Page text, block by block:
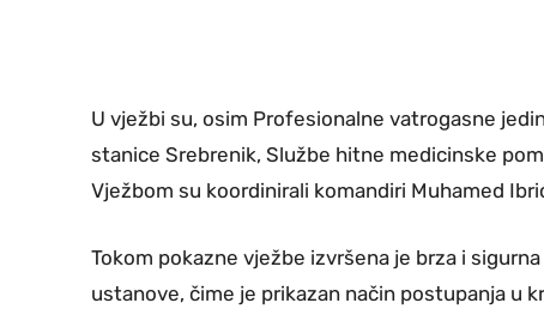
U vježbi su, osim Profesionalne vatrogasne
stanice Srebrenik, Službe hitne medicinske
Vježbom su koordinirali komandiri Muhamed
Tokom pokazne vježbe izvršena je brza i
ustanove, čime je prikazan način postupanja u